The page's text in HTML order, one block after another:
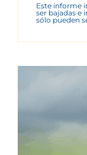
Este informe
ser bajadas e
sólo pueden